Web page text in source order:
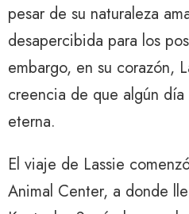
pesar de su naturaleza
desapercibida para los
embargo, en su corazón,
creencia de que algún
eterna.
El viaje de Lassie
Animal Center, a donde